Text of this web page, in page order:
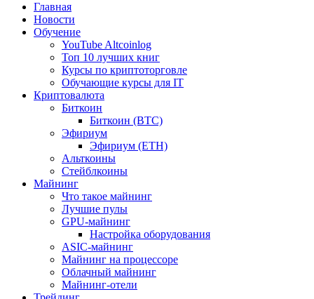
Главная
Новости
Обучение
YouTube Altcoinlog
Топ 10 лучших книг
Курсы по криптоторговле
Обучающие курсы для IT
Криптовалюта
Биткоин
Биткоин (BTC)
Эфириум
Эфириум (ETH)
Альткоины
Стейблкоины
Майнинг
Что такое майнинг
Лучшие пулы
GPU-майнинг
Настройка оборудования
ASIC-майнинг
Майнинг на процессоре
Облачный майнинг
Майнинг-отели